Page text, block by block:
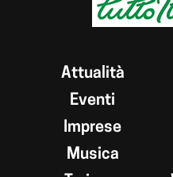
Attualità
Eventi
Imprese
Musica